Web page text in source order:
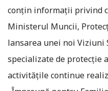
conțin informații privind
Ministerul Muncii,
lansarea unei noi
speciali­zate de protecție
activitățile continue